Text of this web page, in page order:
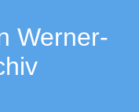
Werner-